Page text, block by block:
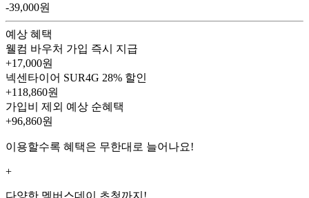
-39,000원
예상 혜택
웰컴 바우처 가입 즉시 지급
+17,000원
넥센타이어 SUR4G 28% 할인
+118,860원
가입비 제외 예상 순혜택
+96,860원
이용할수록 혜택은 무한대로 늘어나요!
+
다양한 멤버스데이 초청까지!